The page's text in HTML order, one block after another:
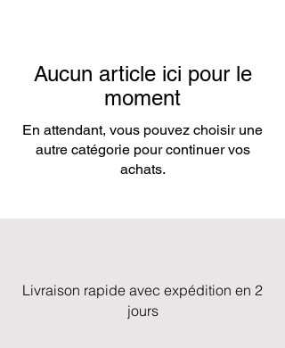
Aucun article ici pour le
moment
En attendant, vous pouvez choisir une
autre catégorie pour continuer vos
achats.
Livraison rapide avec expédition en 2
jours